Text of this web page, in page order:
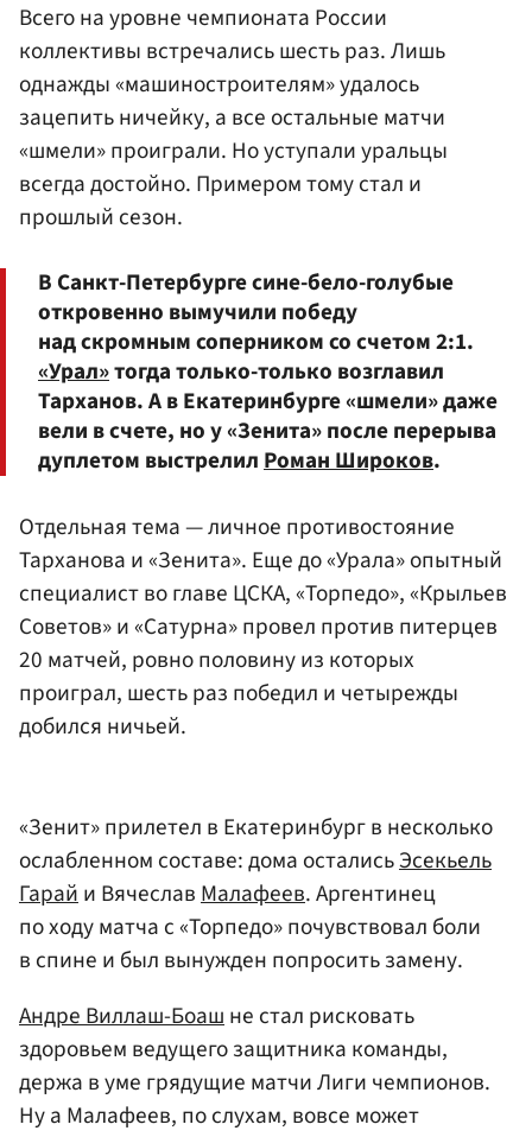
Всего на уровне чемпионата России
коллективы встречались шесть раз. Лишь
однажды «машиностроителям» удалось
зацепить ничейку, а все остальные матчи
«шмели» проиграли. Но уступали уральцы
всегда достойно. Примером тому стал и
прошлый сезон.
В Санкт-Петербурге сине-бело-голубые
откровенно вымучили победу
над скромным соперником со счетом 2:1.
«Урал»тогда только-только возглавил
Тарханов. А в Екатеринбурге «шмели» даже
вели в счете, но у «Зенита» после перерыва
дуплетом выстрелилРоман Широков.
Отдельная тема — личное противостояние
Тарханова и «Зенита». Еще до «Урала» опытный
специалист во главе ЦСКА, «Торпедо», «Крыльев
Советов» и «Сатурна» провел против питерцев
20 матчей, ровно половину из которых
проиграл, шесть раз победил и четырежды
добился ничьей.
«Зенит» прилетел в Екатеринбург в несколько
ослабленном составе: дома осталисьЭсекьель
Гарайи ВячеславМалафеев. Аргентинец
по ходу матча с «Торпедо» почувствовал боли
в спине и был вынужден попросить замену.
Андре Виллаш-Боашне стал рисковать
здоровьем ведущего защитника команды,
держа в уме грядущие матчи Лиги чемпионов.
Ну а Малафеев, по слухам, вовсе может